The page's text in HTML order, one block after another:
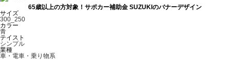
65歳以上の方対象！サポカー補助金 SUZUKIのバナーデザイン
サイズ
300_250
カラー
青
テイスト
シンプル
業種
車・電車・乗り物系